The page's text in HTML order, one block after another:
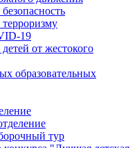
19
от жестокого
образовательных
тур